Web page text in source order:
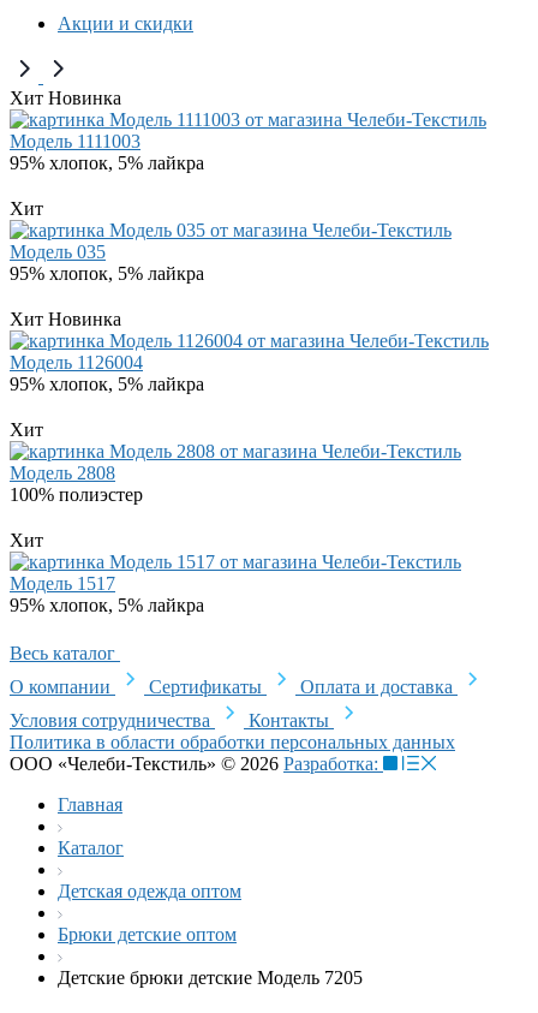
Акции и скидки
Хит Новинка
Модель 1111003
95% хлопок, 5% лайкра
Хит
Модель 035
95% хлопок, 5% лайкра
Хит Новинка
Модель 1126004
95% хлопок, 5% лайкра
Хит
Модель 2808
100% полиэстер
Хит
Модель 1517
95% хлопок, 5% лайкра
Весь каталог
О компании
Сертификаты
Оплата и доставка
Условия сотрудничества
Контакты
Политика в области обработки персональных данных
ООО «Челеби-Текстиль» © 2026 Разработка:
Главная
Каталог
Детская одежда оптом
Брюки детские оптом
Детские брюки детские Модель 7205